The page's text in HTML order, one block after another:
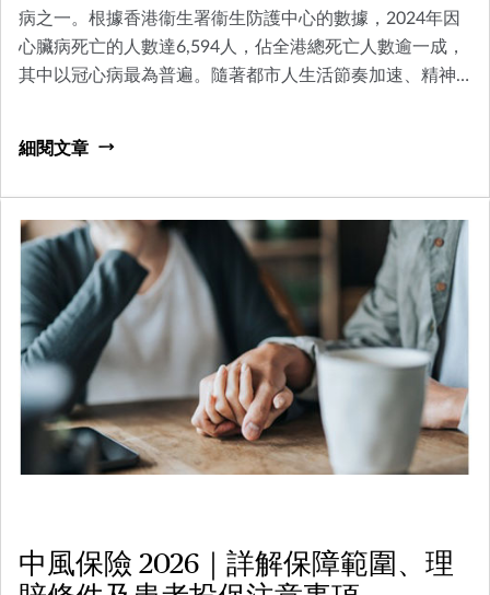
病之一。根據香港衞生署衞生防護中心的數據，2024年因
心臟病死亡的人數達6,594人，佔全港總死亡人數逾一成，
其中以冠心病最為普遍。隨著都市人生活節奏加速、精神
細閱文章
中風保險 2026｜詳解保障範圍、理